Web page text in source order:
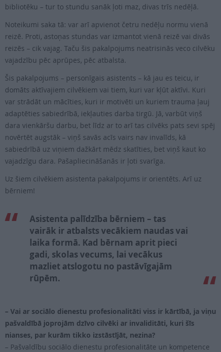
bibliotēku – tur to stundu sanāk ļoti maz, divas trīs nedēļā.
Noteikumi saka tā: var arī apvienot četru nedēļu normu vienā
reizē. Proti, astoņas stundas var izmantot vienā reizē vai divās
reizēs – cik vajag. Taču šis pakalpojums neatrisinās veco cilvēku
vajadzību pēc aprūpes, pēc atbalsta.
Šis pakalpojums – personīgais asistents – kā jau es teicu, ir
domāts aktīvajiem cilvēkiem vai tiem, kuri var kļūt aktīvi. Kuri
var strādāt un mācīties, kuri ir motivēti un kuriem trauma ļauj
adaptēties sabiedrībā, iekļauties darba tirgū. Jā, varbūt viņš
dara vienkāršu darbu, bet līdz ar to arī tas cilvēks pats sevi spēj
novērtēt augstāk – viņš savās acīs vairs nav invalīds, kā
sabiedrībā uz viņiem dažkārt mēdz skatīties, bet viņš kaut ko
vajadzīgu dara. Pašapliecināšanās ir ļoti svarīga.
Uz šiem cilvēkiem asistenta pakalpojums ir orientēts. Arī uz
bērniem!
Asistenta palīdzība bērniem – tas
vairāk ir atbalsts vecākiem naudas vai
laika formā. Kad bērnam aprit pieci
gadi, skolas vecums, lai vecākus
mazliet atslogotu no pastāvīgajām
rūpēm.
– Vai ar sociālo dienestu profesionalitāti viss ir kārtībā, ja viņu
pašvaldībā joprojām dzīvo cilvēki ar invaliditāti, kuri šīs
nianses, par kurām tikko izstāstījāt, nezina?
– Pašvaldību sociālo dienestu profesionalitāte un kompetence